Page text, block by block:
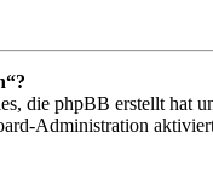
die phpBB erstellt hat
Administration